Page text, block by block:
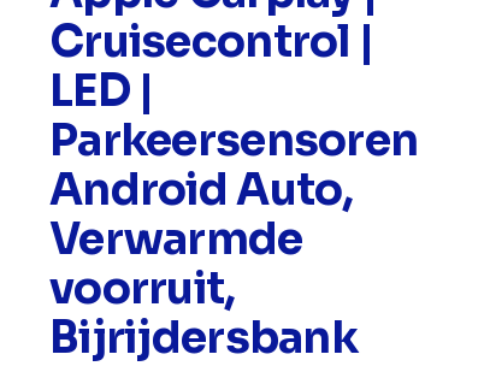
Cruisecontrol |
LED |
Parkeersensoren
Android Auto,
Verwarmde
voorruit,
Bijrijdersbank